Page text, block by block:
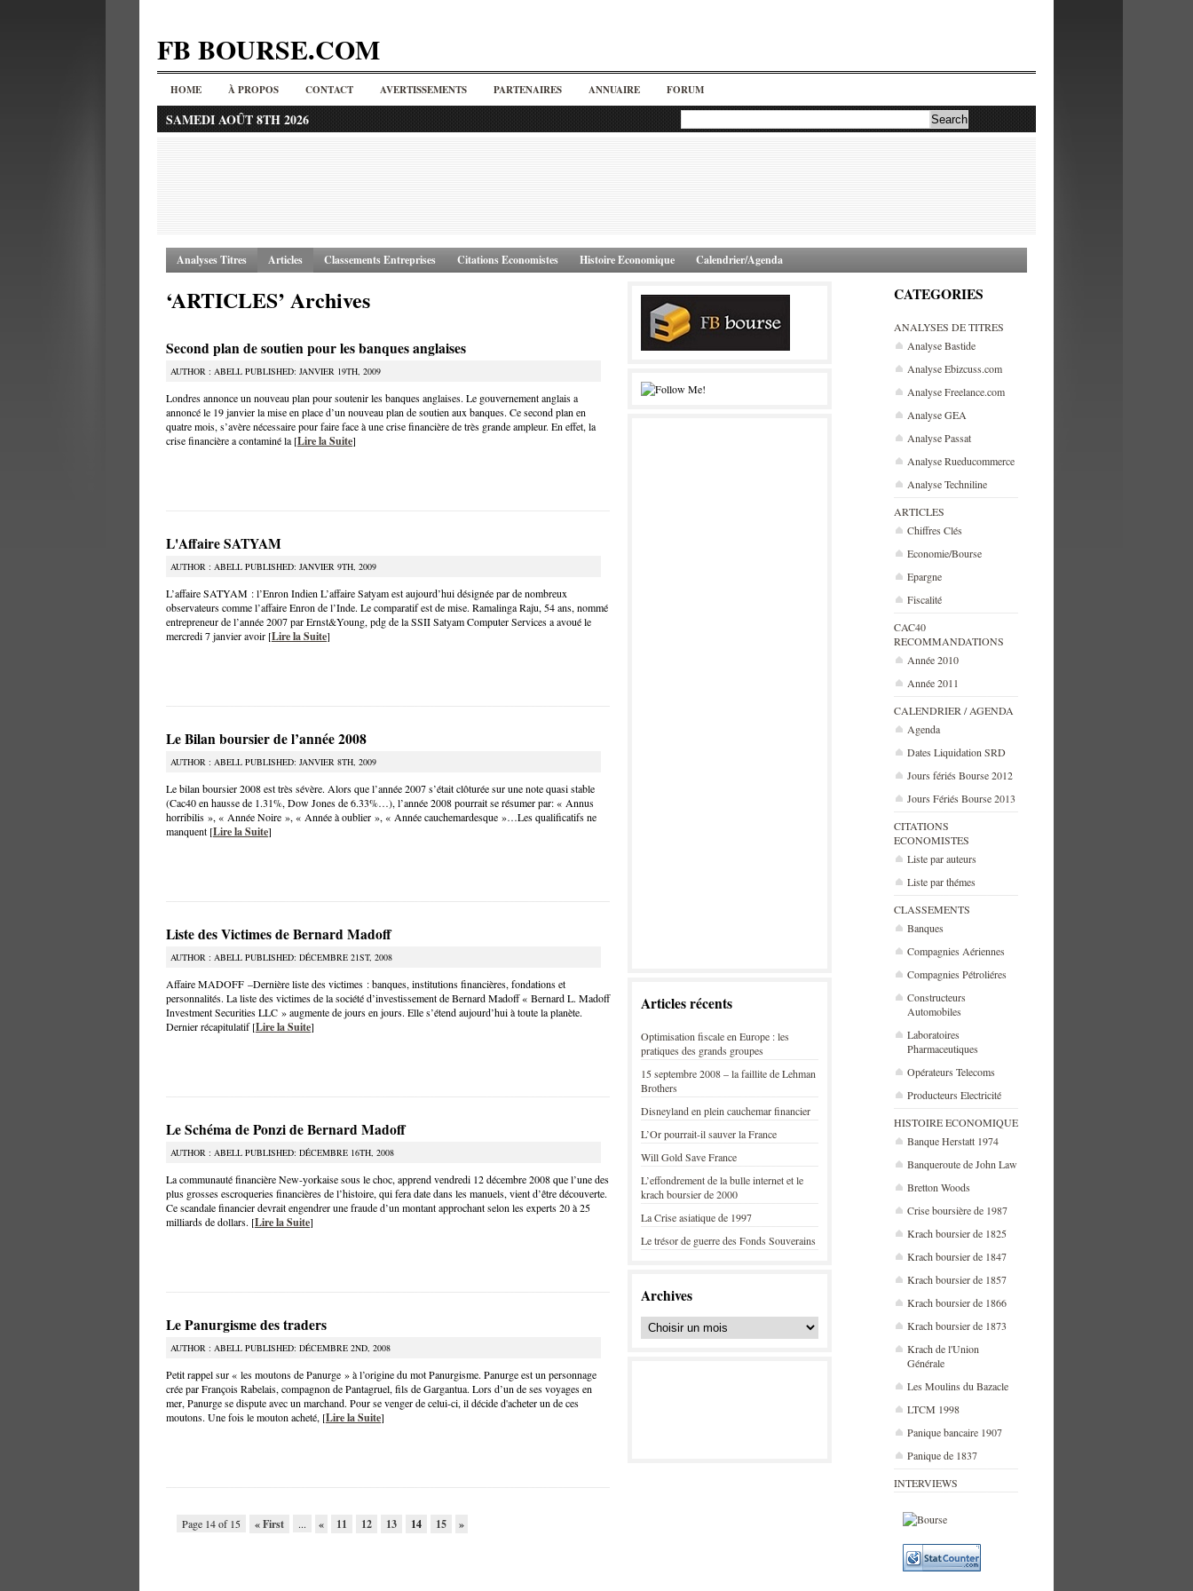
FB BOURSE.COM
HOME À PROPOS CONTACT AVERTISSEMENTS PARTENAIRES ANNUAIRE FORUM
SAMEDI AOÛT 8TH 2026
Analyses Titres Articles Classements Entreprises Citations Economistes Histoire Economique Calendrier/Agenda
CATEGORIES
ANALYSES DE TITRES
Analyse Bastide
Analyse Ebizcuss.com
Analyse Freelance.com
Analyse GEA
Analyse Passat
Analyse Rueducommerce
Analyse Techniline
ARTICLES
Chiffres Clés
Economie/Bourse
Epargne
Fiscalité
CAC40
RECOMMANDATIONS
Année 2010
Année 2011
CALENDRIER / AGENDA
Agenda
Dates Liquidation SRD
Jours fériés Bourse 2012
Jours Fériés Bourse 2013
CITATIONS
ECONOMISTES
Liste par auteurs
Liste par thémes
CLASSEMENTS
Banques
Compagnies Aériennes
Compagnies Pétroliéres
Constructeurs
Automobiles
Laboratoires
Pharmaceutiques
Opérateurs Telecoms
Producteurs Electricité
HISTOIRE ECONOMIQUE
Banque Herstatt 1974
Banqueroute de John Law
Bretton Woods
Crise boursière de 1987
Krach boursier de 1825
Krach boursier de 1847
Krach boursier de 1857
Krach boursier de 1866
Krach boursier de 1873
Krach de l'Union
Générale
Les Moulins du Bazacle
LTCM 1998
Panique bancaire 1907
Panique de 1837
INTERVIEWS
‘ARTICLES’ Archives
Second plan de soutien pour les banques anglaises
AUTHOR : ABELL PUBLISHED: JANVIER 19TH, 2009
Londres annonce un nouveau plan pour soutenir les banques anglaises. Le gouvernement anglais a
annoncé le 19 janvier la mise en place d’un nouveau plan de soutien aux banques. Ce second plan en
quatre mois, s’avère nécessaire pour faire face à une crise financière de très grande ampleur. En effet, la
crise financière a contaminé la [Lire la Suite]
L'Affaire SATYAM
AUTHOR : ABELL PUBLISHED: JANVIER 9TH, 2009
L’affaire SATYAM : l’Enron Indien L’affaire Satyam est aujourd’hui désignée par de nombreux
observateurs comme l’affaire Enron de l’Inde. Le comparatif est de mise. Ramalinga Raju, 54 ans, nommé
entrepreneur de l’année 2007 par Ernst&Young, pdg de la SSII Satyam Computer Services a avoué le
mercredi 7 janvier avoir [Lire la Suite]
Le Bilan boursier de l’année 2008
AUTHOR : ABELL PUBLISHED: JANVIER 8TH, 2009
Le bilan boursier 2008 est très sévère. Alors que l’année 2007 s’était clôturée sur une note quasi stable
(Cac40 en hausse de 1.31%, Dow Jones de 6.33%…), l’année 2008 pourrait se résumer par: « Annus
horribilis », « Année Noire », « Année à oublier », « Année cauchemardesque »…Les qualificatifs ne
manquent [Lire la Suite]
Liste des Victimes de Bernard Madoff
AUTHOR : ABELL PUBLISHED: DÉCEMBRE 21ST, 2008
Affaire MADOFF –Dernière liste des victimes : banques, institutions financières, fondations et
personnalités. La liste des victimes de la société d’investissement de Bernard Madoff « Bernard L. Madoff
Investment Securities LLC » augmente de jours en jours. Elle s’étend aujourd’hui à toute la planète.
Dernier récapitulatif [Lire la Suite]
Le Schéma de Ponzi de Bernard Madoff
AUTHOR : ABELL PUBLISHED: DÉCEMBRE 16TH, 2008
La communauté financière New-yorkaise sous le choc, apprend vendredi 12 décembre 2008 que l’une des
plus grosses escroqueries financières de l’histoire, qui fera date dans les manuels, vient d’être découverte.
Ce scandale financier devrait engendrer une fraude d’un montant approchant selon les experts 20 à 25
milliards de dollars. [Lire la Suite]
Le Panurgisme des traders
AUTHOR : ABELL PUBLISHED: DÉCEMBRE 2ND, 2008
Petit rappel sur « les moutons de Panurge » à l’origine du mot Panurgisme. Panurge est un personnage
crée par François Rabelais, compagnon de Pantagruel, fils de Gargantua. Lors d’un de ses voyages en
mer, Panurge se dispute avec un marchand. Pour se venger de celui-ci, il décide d'acheter un de ces
moutons. Une fois le mouton acheté, [Lire la Suite]
Page 14 of 15 « First ... « 11 12 13 14 15 »
Articles récents
Optimisation fiscale en Europe : les
pratiques des grands groupes
15 septembre 2008 – la faillite de Lehman
Brothers
Disneyland en plein cauchemar financier
L’Or pourrait-il sauver la France
Will Gold Save France
L’effondrement de la bulle internet et le
krach boursier de 2000
La Crise asiatique de 1997
Le trésor de guerre des Fonds Souverains
Archives